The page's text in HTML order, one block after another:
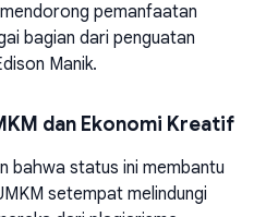
pemanfaatan
bagian dari penguatan
Manik.
dan Ekonomi Kreatif
bahwa status ini membantu
setempat melindungi